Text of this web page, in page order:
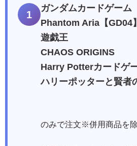
1
ガンダムカードゲーム
Phantom Aria【GD04】
遊戯王
CHAOS ORIGINS
Harry Potterカードゲ
ハリーポッターと賢者
のみで注文※併用商品を除